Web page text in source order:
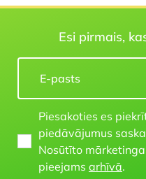
Esi pirmais,
Piesakoties es
piedāvājumus
Nosūtīto
pieejams arhīvā.